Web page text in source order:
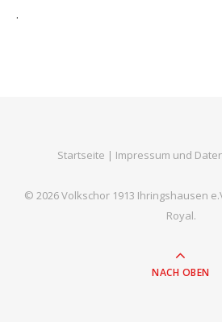
.
Startseite | Impressum und
© 2026 Volkschor 1913 Ihringshausen
Royal.
NACH OBEN